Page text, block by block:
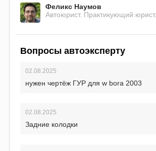
Феликс Наумов
Автоюрист. Практикующий юрист.
Вопросы автоэксперту
02.08.2025
нужен чертёж ГУР для w bora 2003
02.08.2025
Задние колодки